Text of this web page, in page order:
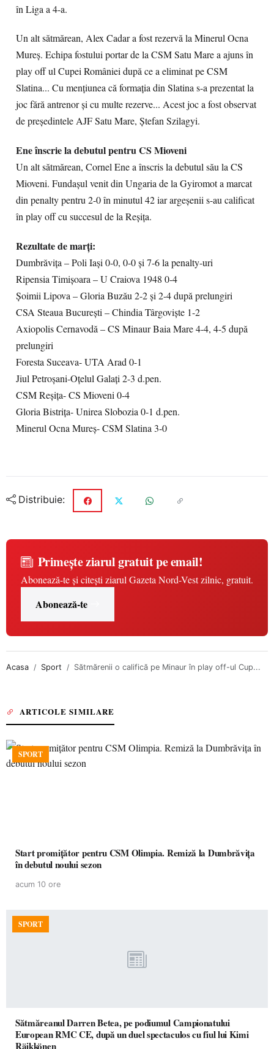
în Liga a 4-a.
Un alt sătmărean, Alex Cadar a fost rezervă la Minerul Ocna
Mureș. Echipa fostului portar de la CSM Satu Mare a ajuns în
play off ul Cupei României după ce a eliminat pe CSM
Slatina... Cu mențiunea că formația din Slatina s-a prezentat la
joc fără antrenor și cu multe rezerve... Acest joc a fost observat
de președintele AJF Satu Mare, Ștefan Szilagyi.
Ene înscrie la debutul pentru CS Mioveni
Un alt sătmărean, Cornel Ene a înscris la debutul său la CS
Mioveni. Fundașul venit din Ungaria de la Gyiromot a marcat
din penalty pentru 2-0 în minutul 42 iar argeșenii s-au calificat
în play off cu succesul de la Reșița.
Rezultate de marţi:
Dumbrăviţa – Poli Iaşi 0-0, 0-0 şi 7-6 la penalty-uri
Ripensia Timişoara – U Craiova 1948 0-4
Şoimii Lipova – Gloria Buzău 2-2 şi 2-4 după prelungiri
CSA Steaua Bucureşti – Chindia Târgovişte 1-2
Axiopolis Cernavodă – CS Minaur Baia Mare 4-4, 4-5 după
prelungiri
Foresta Suceava- UTA Arad 0-1
Jiul Petroșani-Oțelul Galați 2-3 d.pen.
CSM Reșița- CS Mioveni 0-4
Gloria Bistrița- Unirea Slobozia 0-1 d.pen.
Minerul Ocna Mureș- CSM Slatina 3-0
Distribuie:
Primește ziarul gratuit pe email!
Abonează-te și citești ziarul Gazeta Nord-Vest zilnic, gratuit.
Abonează-te
Acasa Sport Sătmărenii o califică pe Minaur în play off-ul Cup...
ARTICOLE SIMILARE
SPORT
Start promițător pentru CSM Olimpia. Remiză la Dumbrăvița
în debutul noului sezon
acum 10 ore
SPORT
Sătmăreanul Darren Betea, pe podiumul Campionatului
European RMC CE, după un duel spectaculos cu fiul lui Kimi
Räikkönen